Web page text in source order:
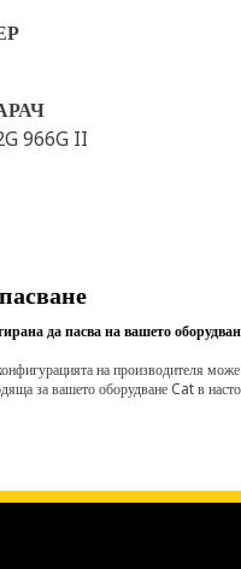
966G II
да пасва на вашето
на производителя
за вашето оборудване Cat в